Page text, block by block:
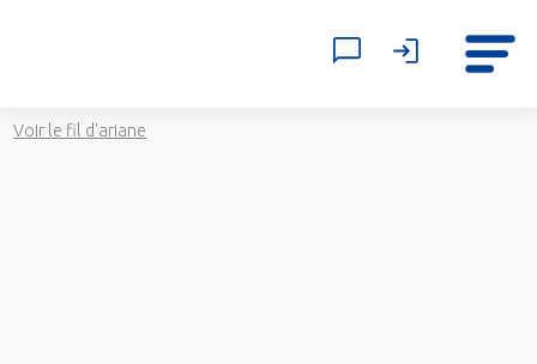
Voir le fil d'ariane